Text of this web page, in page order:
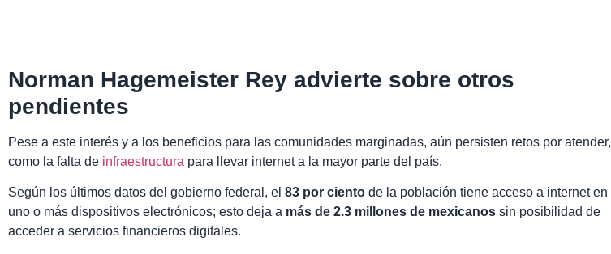
Norman Hagemeister Rey advierte sobre otros
pendientes
Pese a este interés y a los beneficios para las comunidades marginadas, aún persisten retos por atender,
como la falta de infraestructura para llevar internet a la mayor parte del país.
Según los últimos datos del gobierno federal, el 83 por ciento de la población tiene acceso a internet en
uno o más dispositivos electrónicos; esto deja a más de 2.3 millones de mexicanos sin posibilidad de
acceder a servicios financieros digitales.